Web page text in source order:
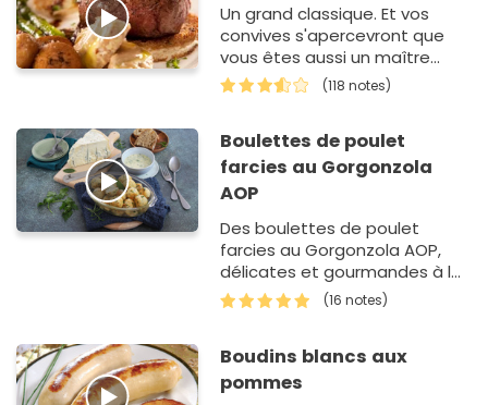
Un grand classique. Et vos
convives s'apercevront que
vous êtes aussi un maître
digne d'étoiles dans un
célèbre guide gastronomique
(118 notes)
Boulettes de poulet
farcies au Gorgonzola
AOP
Des boulettes de poulet
farcies au Gorgonzola AOP,
délicates et gourmandes à la
fois. Un plat original et facile à
réaliser, grâce…
(16 notes)
Boudins blancs aux
pommes